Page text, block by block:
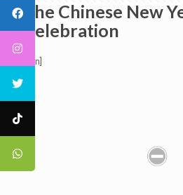
The Chinese New
Celebration
[:en]